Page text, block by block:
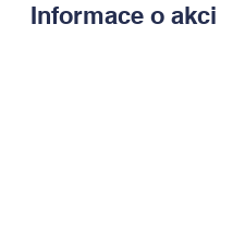
Informace o akci